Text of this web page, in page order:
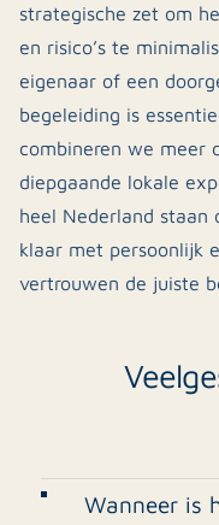
strategische zet om
en risico’s te
eigenaar of een
begeleiding is
combineren we meer
diepgaande lokale
heel Nederland staan
klaar met persoonlijk
vertrouwen de juiste
Wanneer is